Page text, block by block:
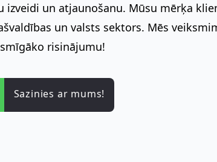
izveidi un atjaunošanu. Mūsu mērķa
un valsts sektors. Mēs
risinājumu!
Sazinies ar mums!